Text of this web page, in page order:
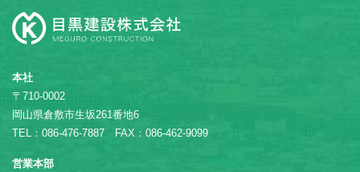
本社
〒710-0002
岡山県倉敷市生坂261番地6
TEL：086-476-7887 FAX：086-462-9099
営業本部